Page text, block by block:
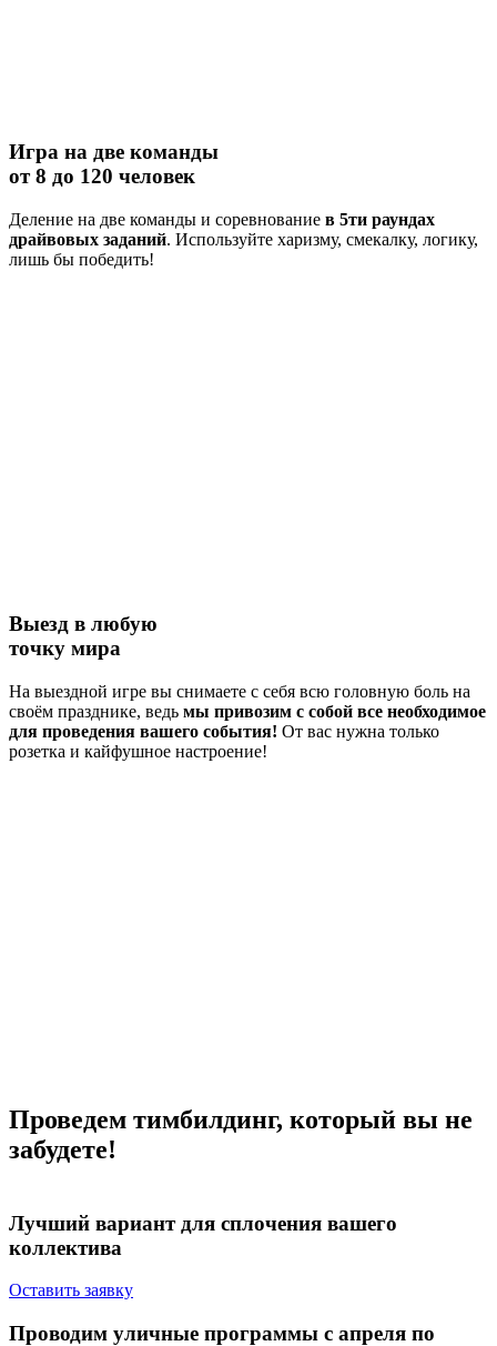
Игра на две команды
от 8 до 120 человек
Деление на две команды и соревнование в 5ти раундах
драйвовых заданий. Используйте харизму, смекалку, логику,
лишь бы победить!
Выезд в любую
точку мира
На выездной игре вы снимаете с себя всю головную боль на
своём празднике, ведь мы привозим с собой все необходимое
для проведения вашего события! От вас нужна только
розетка и кайфушное настроение!
Проведем тимбилдинг, который вы не
забудете!
Лучший вариант для сплочения вашего
коллектива
Оставить заявку
Проводим уличные программы с апреля по